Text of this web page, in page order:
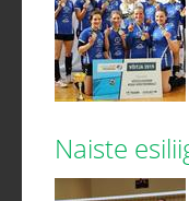
Naiste